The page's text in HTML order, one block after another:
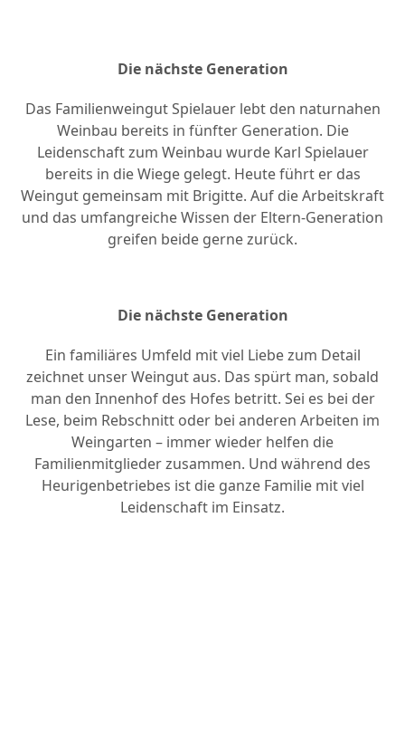
Die nächste Generation
Das Familienweingut Spielauer lebt den naturnahen
Weinbau bereits in fünfter Generation. Die
Leidenschaft zum Weinbau wurde Karl Spielauer
bereits in die Wiege gelegt. Heute führt er das
Weingut gemeinsam mit Brigitte. Auf die Arbeitskraft
und das umfangreiche Wissen der Eltern-Generation
greifen beide gerne zurück.
Die nächste Generation
Ein familiäres Umfeld mit viel Liebe zum Detail
zeichnet unser Weingut aus. Das spürt man, sobald
man den Innenhof des Hofes betritt. Sei es bei der
Lese, beim Rebschnitt oder bei anderen Arbeiten im
Weingarten – immer wieder helfen die
Familienmitglieder zusammen. Und während des
Heurigenbetriebes ist die ganze Familie mit viel
Leidenschaft im Einsatz.